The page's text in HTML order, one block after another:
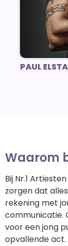
PAUL
Waarom
Bij Nr.1
zorgen dat
rekening met
communicatie.
voor een jong
opvallende act.